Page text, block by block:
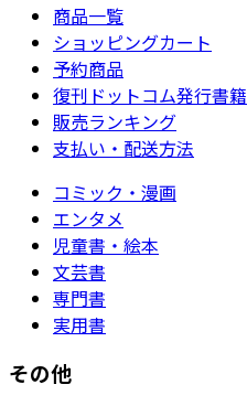
商品一覧
ショッピングカート
予約商品
復刊ドットコム発行書籍
販売ランキング
支払い・配送方法
コミック・漫画
エンタメ
児童書・絵本
文芸書
専門書
実用書
その他